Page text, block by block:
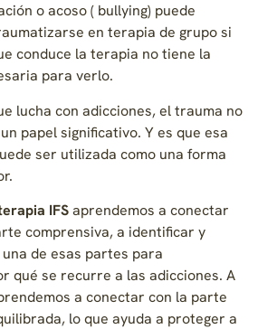
o acoso ( bullying) puede
en terapia de grupo si
conduce la terapia no tiene la
para verlo.
lucha con adicciones, el trauma no
papel significativo. Y es que esa
ser utilizada como una forma
IFSaprendemos a conectar
comprensiva, a identificar y
de esas partes para
qué se recurre a las adicciones. A
a conectar con la parte
lo que ayuda a proteger a